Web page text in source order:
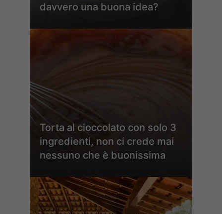
davvero una buona idea?
Torta al cioccolato con solo 3
ingredienti, non ci crede mai
nessuno che è buonissima